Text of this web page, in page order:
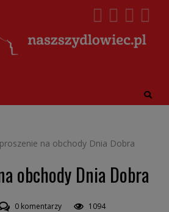
na obchody Dnia Dobra
obchody Dnia Dobra
0 komentarzy
1094